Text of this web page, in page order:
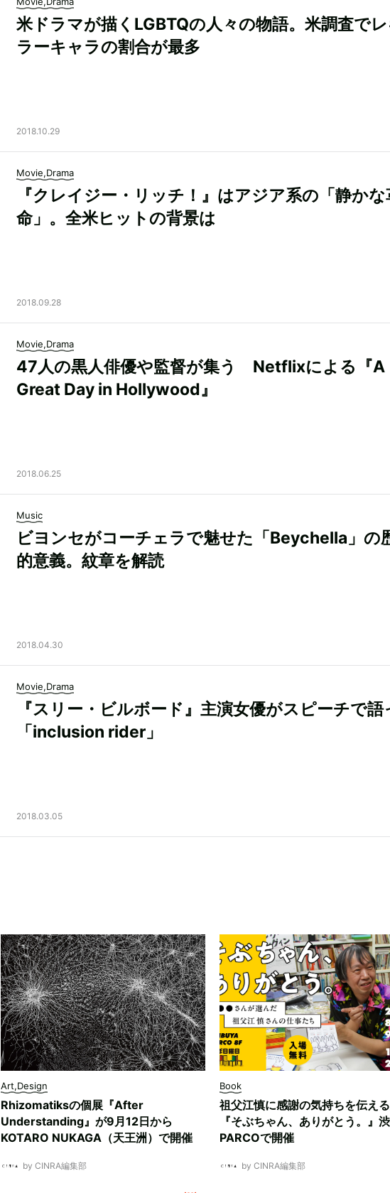
米ドラマが描くLGBTQの人々の物語。米調査で
ラーキャラの割合が最多
2018.10.29
Movie,Drama
『クレイジー・リッチ！』はアジア系の「静かな
命」。全米ヒットの背景は
2018.09.28
Movie,Drama
47人の黒人俳優や監督が集う Netflixによる『A
Great Day in Hollywood』
2018.06.25
Music
ビヨンセがコーチェラで魅せた「Beychella」の
的意義。紋章を解読
2018.04.30
Movie,Drama
『スリー・ビルボード』主演女優がスピーチで語
「inclusion rider」
2018.03.05
Art,Design
Rhizomatiksの個展『After
Understanding』が9月12日から
KOTARO NUKAGA（天王洲）で開催
by CINRA編集部
Book
祖父江慎に感謝の気持ちを伝え
『そぶちゃん、ありがとう。』
PARCOで開催
by CINRA編集部